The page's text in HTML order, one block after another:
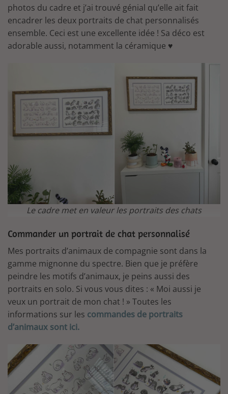
photos du cadre et j’ai trouvé génial qu’elle ait fait
encadrer les deux portraits de chat personnalisés
ensemble. Ceci est une excellente idée ! Sa déco est
adorable aussi, notamment la céramique ♥
Le cadre met en valeur les portraits des chats
Commander un portrait de chat personnalisé
Mes portraits d’animaux de compagnie sont dans la
gamme mignonne du spectre. Bien que je préfère
peindre les motifs d’animaux, je peins aussi des
portraits en solo. Si vous vous dites : « Moi aussi je
veux un portrait de mon chat ! » Toutes les
informations sur les commandes de portraits
d’animaux sont ici.